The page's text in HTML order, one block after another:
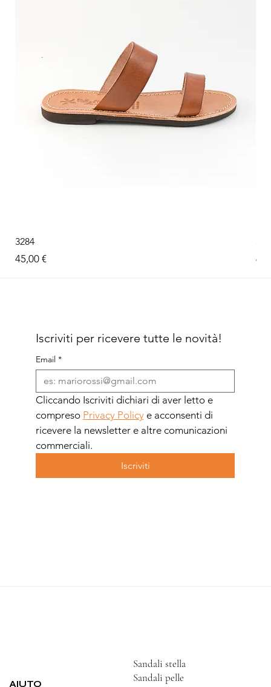
3284
Prezzo
45,00 €
AIUTO
Iscriviti per ricevere tutte le novità!
Email *
Cliccando Iscriviti dichiari di aver letto e
compreso Privacy Policy e acconsenti di
ricevere la newsletter e altre comunicazioni
commerciali.
Iscriviti
Sandali stella
Sandali pelle